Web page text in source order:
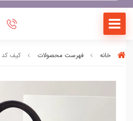
خانه فهرست محصولات کیف کد 5349